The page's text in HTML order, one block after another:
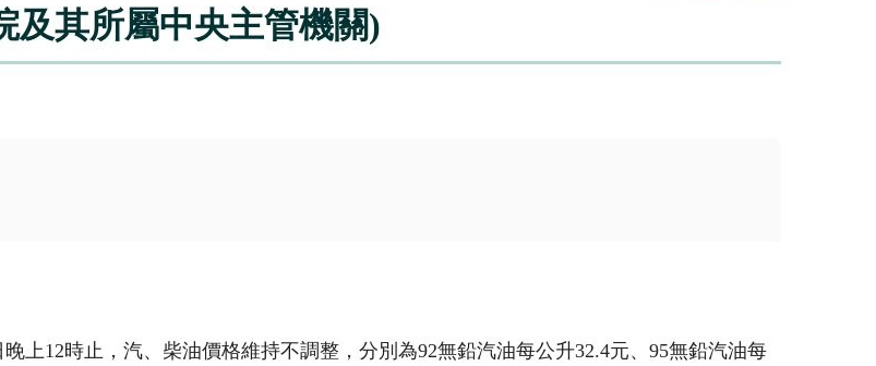
及其所屬中央主管機關)
上12時止，汽、柴油價格維持不調整，分別為92無鉛汽油每公升32.4元、95無鉛汽油每